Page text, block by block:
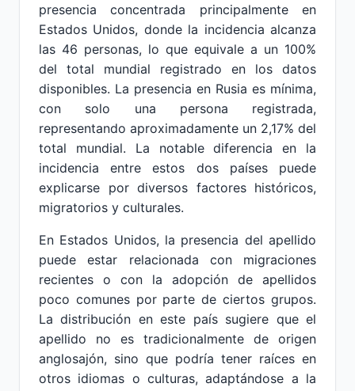
presencia concentrada principalmente en
Estados Unidos, donde la incidencia alcanza
las 46 personas, lo que equivale a un 100%
del total mundial registrado en los datos
disponibles. La presencia en Rusia es mínima,
con solo una persona registrada,
representando aproximadamente un 2,17% del
total mundial. La notable diferencia en la
incidencia entre estos dos países puede
explicarse por diversos factores históricos,
migratorios y culturales.
En Estados Unidos, la presencia del apellido
puede estar relacionada con migraciones
recientes o con la adopción de apellidos
poco comunes por parte de ciertos grupos.
La distribución en este país sugiere que el
apellido no es tradicionalmente de origen
anglosajón, sino que podría tener raíces en
otros idiomas o culturas, adaptándose a la